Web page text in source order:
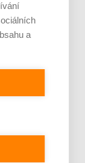
a ve
[...]
a